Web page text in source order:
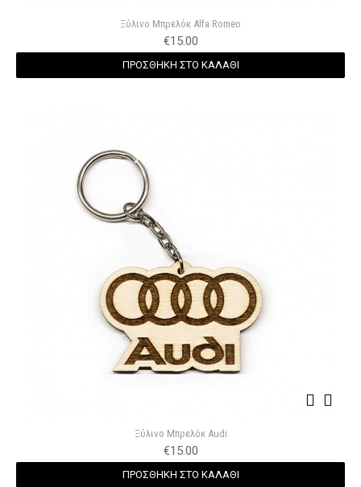
Ξύλινο Μπρελόκ Alfa Romeo
€15.00
ΠΡΟΣΘΗΚΗ ΣΤΟ ΚΑΛΑΘΙ
Ξύλινο Μπρελόκ Audi
€15.00
ΠΡΟΣΘΗΚΗ ΣΤΟ ΚΑΛΑΘΙ